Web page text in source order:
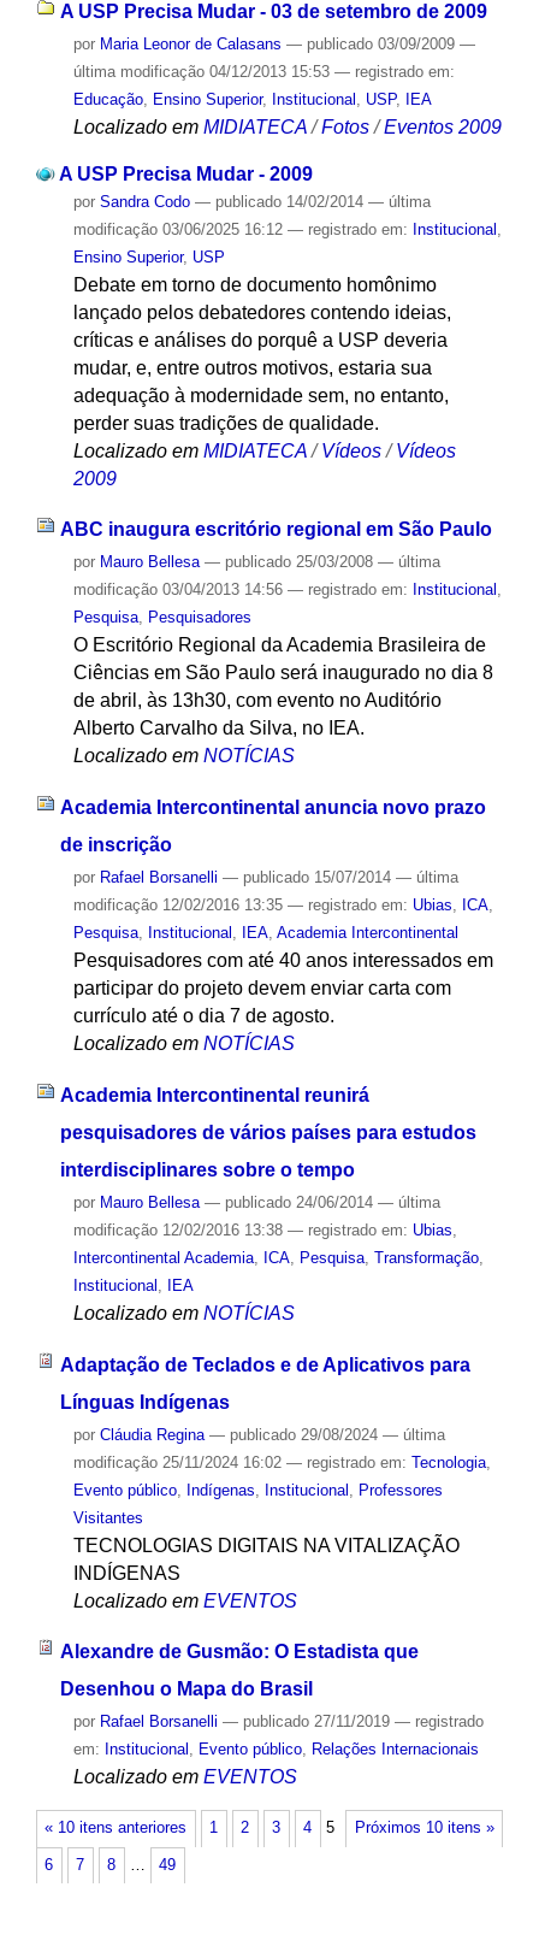
A USP Precisa Mudar - 03 de setembro de 2009
por Maria Leonor de Calasans — publicado03/09/2009 —
última modificação04/12/2013 15:53 — registrado em:
Educação, Ensino Superior, Institucional , USP, IEA
Localizado em MIDIATECA /Fotos /Eventos 2009
A USP Precisa Mudar - 2009
por Sandra Codo — publicado14/02/2014 — última
modificação03/06/2025 16:12 — registrado em: Institucional
Ensino Superior, USP
Debate em torno de documento homônimo
lançado pelos debatedores contendo ideias,
críticas e análises do porquê a USP deveria
mudar, e, entre outros motivos, estaria sua
adequação à modernidade sem, no entanto,
perder suas tradições de qualidade.
Localizado em MIDIATECA /Vídeos /Vídeos
2009
ABC inaugura escritório regional em São Paulo
por Mauro Bellesa — publicado25/03/2008 — última
modificação03/04/2013 14:56 — registrado em: Institucional ,
Pesquisa, Pesquisadores
O Escritório Regional da Academia Brasileira de
Ciências em São Paulo será inaugurado no dia 8
de abril, às 13h30, com evento no Auditório
Alberto Carvalho da Silva, no IEA.
Localizado em NOTÍCIAS
Academia Intercontinental anuncia novo prazo
de inscrição
por Rafael Borsanelli — publicado15/07/2014 — última
modificação12/02/2016 13:35 — registrado em: Ubias, ICA,
Pesquisa, Institucional , IEA, Academia Intercontinental
Pesquisadores com até 40 anos interessados em
participar do projeto devem enviar carta com
currículo até o dia 7 de agosto.
Localizado em NOTÍCIAS
Academia Intercontinental reunirá
pesquisadores de vários países para estudos
interdisciplinares sobre o tempo
por Mauro Bellesa — publicado24/06/2014 — última
modificação12/02/2016 13:38 — registrado em: Ubias
Intercontinental Academia, ICA, Pesquisa, Transformação,
Institucional
IEA
Localizado em NOTÍCIAS
Adaptação de Teclados e de Aplicativos para
Línguas Indígenas
por Cláudia Regina — publicado29/08/2024 — última
modificação25/11/2024 16:02 — registrado em: Tecnologia,
Evento público, Indígenas Institucional
Professores
Visitantes
TECNOLOGIAS DIGITAIS NA VITALIZAÇÃO
INDÍGENAS
Localizado em EVENTOS
Alexandre de Gusmão: O Estadista que
Desenhou o Mapa do Brasil
por Rafael Borsanelli — publicado27/11/2019 — registrado
em: Institucional , Evento público, Relações Internacionais
Localizado em EVENTOS
« 10 itens anteriores Próximos 10 itens »
1 2 3 4 5
6 7 8 … 49